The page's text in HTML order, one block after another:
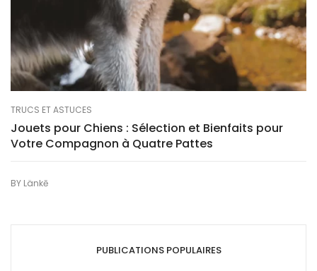
TRUCS ET ASTUCES
Jouets pour Chiens : Sélection et Bienfaits pour
Votre Compagnon à Quatre Pattes
BY Länkē
PUBLICATIONS POPULAIRES